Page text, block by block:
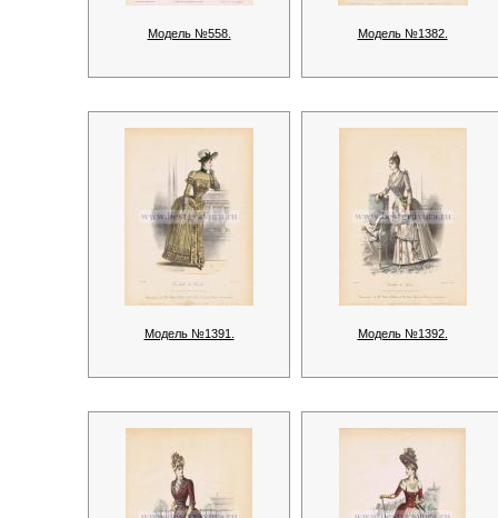
Модель №558. Модель №1382.
Модель №1391. Модель №1392.